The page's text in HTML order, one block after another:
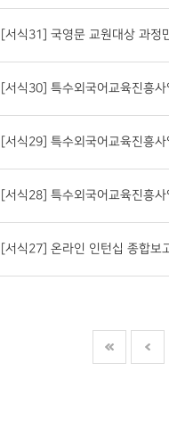
[서식31] 국영문 교원대상 과
[서식30] 특수외국어교육진흥
[서식29] 특수외국어교육진흥
[서식28] 특수외국어교육진흥
[서식27] 온라인 인턴십 종합보